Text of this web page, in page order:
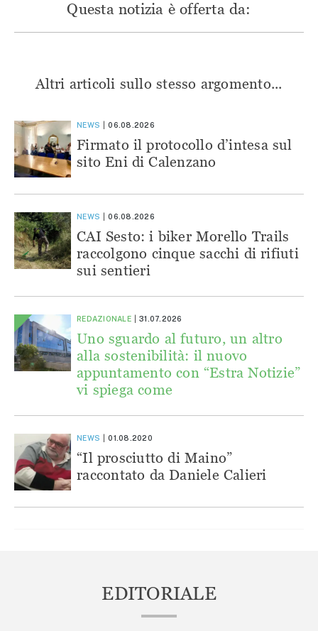
Questa notizia è offerta da:
Altri articoli sullo stesso argomento...
NEWS 06.08.2026
Firmato il protocollo d’intesa sul
sito Eni di Calenzano
NEWS 06.08.2026
CAI Sesto: i biker Morello Trails
raccolgono cinque sacchi di rifiuti
sui sentieri
REDAZIONALE 31.07.2026
Uno sguardo al futuro, un altro
alla sostenibilità: il nuovo
appuntamento con “Estra Notizie”
vi spiega come
NEWS 01.08.2020
“Il prosciutto di Maino”
raccontato da Daniele Calieri
EDITORIALE